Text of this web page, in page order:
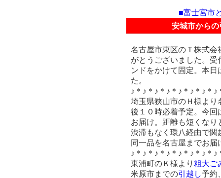
■富士宮市
安城市から
名古屋市東区のＴ株式会
がとうございました。受
ンドをかけて固定。本
た。
♪＊♪＊♪＊♪＊♪＊♪＊♪＊
埼玉県狭山市のＨ様より
後１０時必着予定。今回
お届け。距離も短くなり
渋滞もなく環八経由で関
同一品を名古屋までお届
♪＊♪＊♪＊♪＊♪＊♪＊♪＊
東浦町のＫ様より粗大ご
米原市までの引越し予約